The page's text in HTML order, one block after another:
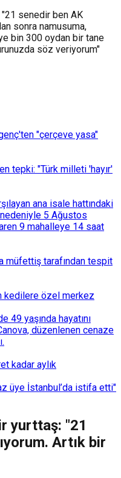
senedir ben AK
sonra namusuma,
bin 300 oydan bir tane
söz veriyorum"
"çerçeve yasa"
tepki: "Türk milleti 'hayır'
ana isale hattındaki
5 Ağustos
9 mahalleye 14 saat
müfettiş tarafından tespit
kedilere özel merkez
49 yaşında hayatını
düzenlenen cenaze
kadar aylık
üye İstanbul’da istifa etti"
yurttaş: "21
Artık bir